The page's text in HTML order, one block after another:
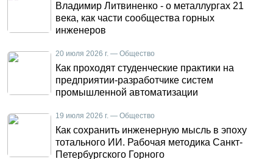
Владимир Литвиненко - о металлургах 21
века, как части сообщества горных
инженеров
20 июля 2026 г. — Общество
Как проходят студенческие практики на
предприятии-разработчике систем
промышленной автоматизации
19 июля 2026 г. — Общество
Как сохранить инженерную мысль в эпоху
тотального ИИ. Рабочая методика Санкт-
Петербургского Горного